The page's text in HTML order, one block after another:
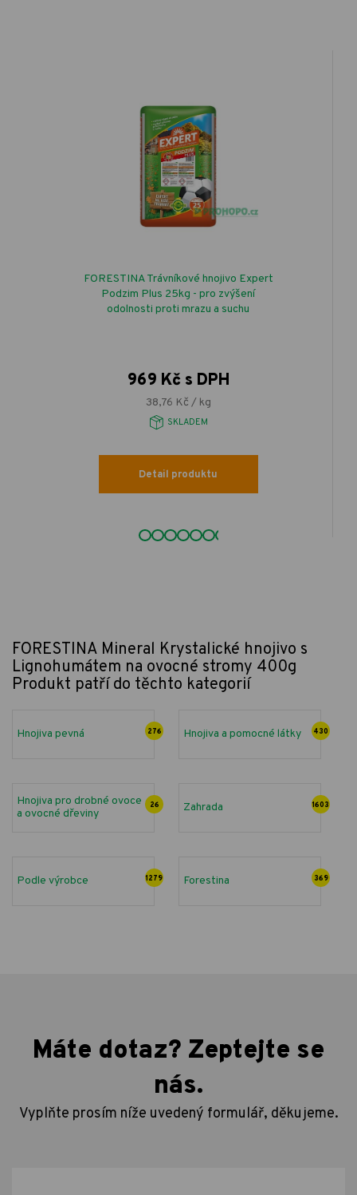
FORESTINA Trávníkové hnojivo Expert
Podzim Plus 25kg - pro zvýšení
odolnosti proti mrazu a suchu
969 Kč s DPH
38,76 Kč / kg
SKLADEM
Detail produktu
FORESTINA Mineral Krystalické hnojivo s
Lignohumátem na ovocné stromy 400g
Produkt patří do těchto kategorií
Hnojiva pevná 276 Hnojiva a pomocné látky 430
Hnojiva pro drobné ovoce
a ovocné dřeviny
26 Zahrada 1603
Podle výrobce 1279 Forestina 369
Máte dotaz? Zeptejte se
nás.
Vyplňte prosím níže uvedený formulář, děkujeme.